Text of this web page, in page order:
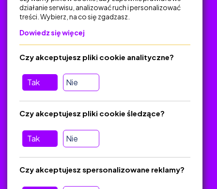
Na skróty
Polityka Prywatności
Regulamin
O platformie
Baza materiałów dydaktycznych
Jak zostać autorem
FAQ
Pomoc
działanie serwisu, analizować ruch i personalizować
treści. Wybierz, na co się zgadzasz.
Dowiedz się więcej
Tak Nie
Czy akceptujesz pliki cookie analityczne?
Tak Nie
Czy akceptujesz pliki cookie śledzące?
Czy akceptujesz spersonalizowane reklamy?